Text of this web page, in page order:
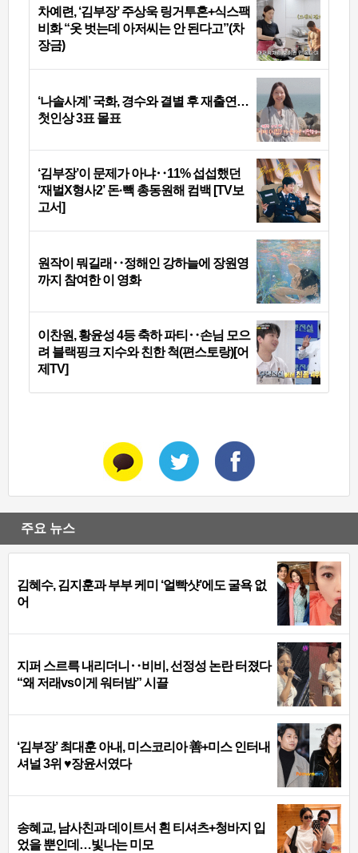
차예련, ‘김부장’ 주상욱 링거투혼+식스팩
비화 “옷 벗는데 아저씨는 안 된다고”(차
장금)
‘나솔사계’ 국화, 경수와 결별 후 재출연…
첫인상 3표 몰표
‘김부장’이 문제가 아냐‥11% 섭섭했던
‘재벌X형사2’ 돈·빽 총동원해 컴백 [TV보
고서]
원작이 뭐길래‥정해인 강하늘에 장원영
까지 참여한 이 영화
이찬원, 황윤성 4등 축하 파티‥손님 모으
려 블랙핑크 지수와 친한 척(편스토랑)[어
제TV]
주요 뉴스
김혜수, 김지훈과 부부 케미 ‘얼빡샷’에도 굴욕 없
어
지퍼 스르륵 내리더니‥비비, 선정성 논란 터졌다
“왜 저래vs이게 워터밤” 시끌
‘김부장’ 최대훈 아내, 미스코리아 善+미스 인터내
셔널 3위 ♥장윤서였다
송혜교, 남사친과 데이트서 흰 티셔츠+청바지 입
었을 뿐인데…빛나는 미모